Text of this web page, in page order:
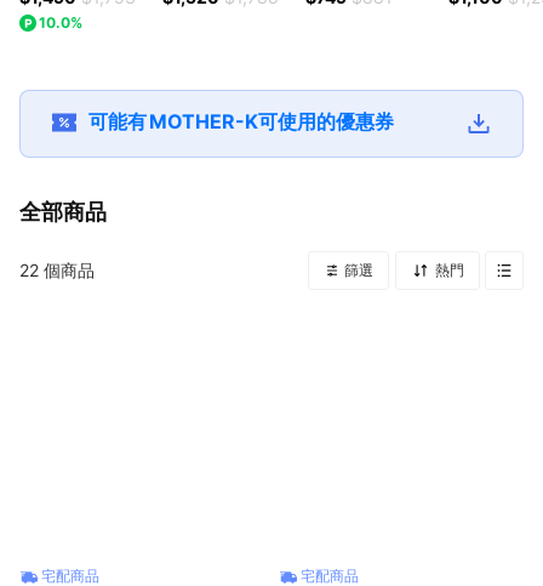
奶瓶禮盒｜新生禮、
彌月禮、滿月禮
10.0%
FIT 雲柔鎖水紙尿布
彌月禮、滿月禮
劑 ｜新生禮、
可能有MOTHER-K可使用的優惠券
全部商品
22 個商品 篩選 熱門
宅配商品 宅配商品